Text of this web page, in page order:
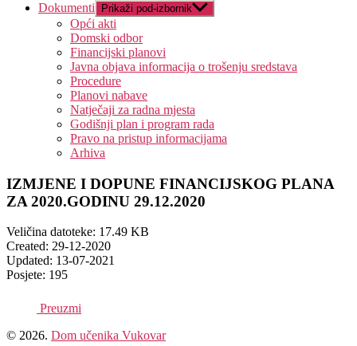
Dokumenti
Prikaži pod-izbornik
Opći akti
Domski odbor
Financijski planovi
Javna objava informacija o trošenju sredstava
Procedure
Planovi nabave
Natječaji za radna mjesta
Godišnji plan i program rada
Pravo na pristup informacijama
Arhiva
IZMJENE I DOPUNE FINANCIJSKOG PLANA
ZA 2020.GODINU 29.12.2020
Veličina datoteke: 17.49 KB
Created: 29-12-2020
Updated: 13-07-2021
Posjete: 195
Preuzmi
© 2026. Dom učenika Vukovar